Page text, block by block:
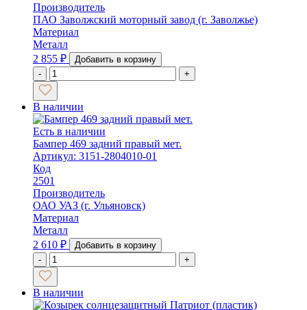
Производитель
ПАО Заволжский моторный завод (г. Заволжье)
Материал
Металл
2 855 ₽
Добавить в корзину
-
+
В наличии
Есть в наличии
Бампер 469 задний правый мет.
Артикул: 3151-2804010-01
Код
2501
Производитель
ОАО УАЗ (г. Ульяновск)
Материал
Металл
2 610 ₽
Добавить в корзину
-
+
В наличии